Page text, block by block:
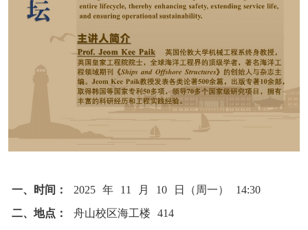
一、时间： 2025 年 11 月 10 日（周一）
14:30
二、地点：
舟山校区海工楼
414